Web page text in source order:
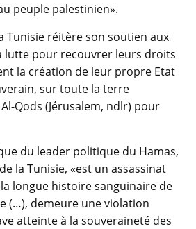
peuple palestinien».
Tunisie réitère son soutien aux
lutte pour recouvrer leurs droits
la création de leur propre Etat
sur toute la terre
Qods (Jérusalem, ndlr) pour
du leader politique du Hamas,
la Tunisie, «est un assassinat
longue histoire sanguinaire de
(…), demeure une violation
atteinte à la souveraineté des